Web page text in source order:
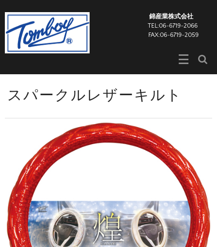
錦産業株式会社
TEL:06-6719-2066
FAX:06-6719-2059
スパークルレザーキルト